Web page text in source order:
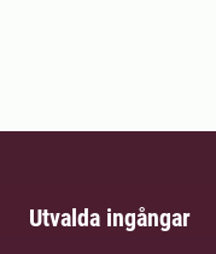
Utvalda ingångar